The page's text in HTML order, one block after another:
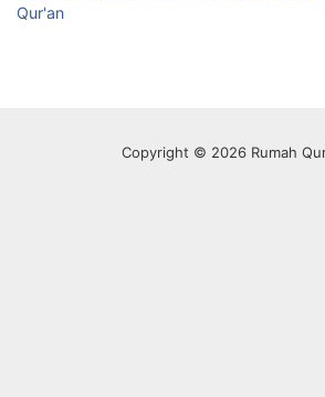
Qur'an
Copyright © 2026 Rumah